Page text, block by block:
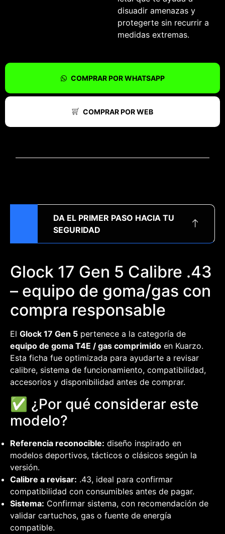
disuadir amenazas y
protegerte sin recurrir a
medidas extremas.
COMPRAR POR WHATSAPP
COMPRAR POR WEB
DA EL PRIMER PASO HACIA TU
SEGURIDAD
Glock 17 Gen 5 Calibre .43
– equipo de goma/gas con
compra responsable
El Glock 17 Gen 5 pertenece a la categoría de
equipo de goma T4E / gas comprimido en Kuarzo.
Esta ficha fue optimizada para ayudarte a revisar
calibre, sistema de funcionamiento, compatibilidad,
accesorios y disponibilidad antes de comprar.
✅ ¿Por qué considerar este
modelo?
Referencia reconocible: diseño inspirado en
modelos deportivos, tácticos o clásicos según la
versión.
Calibre a revisar: .43, ideal para confirmar
compatibilidad con consumibles antes de pagar.
Sistema: Confirmar sistema, con recomendación de
validar cartuchos, gas o fuente de energía
compatible.